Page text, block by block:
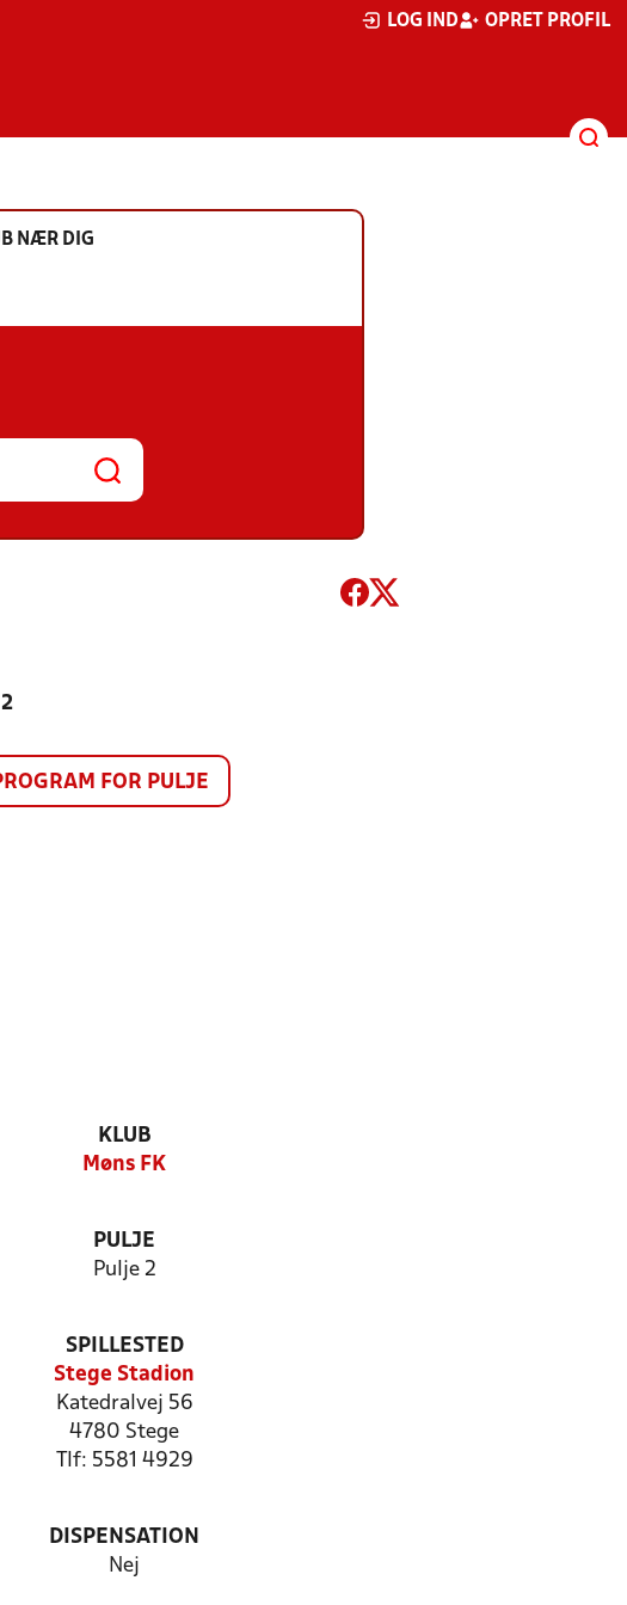
LOG IND OPRET PROFIL
NÆR DIG
FOR PULJE
KLUB
Møns FK
PULJE
Pulje 2
SPILLESTED
Stege Stadion
Katedralvej 56
4780 Stege
Tlf: 5581 4929
DISPENSATION
Nej